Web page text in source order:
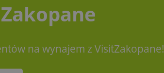
na wynajem z VisitZakopane!